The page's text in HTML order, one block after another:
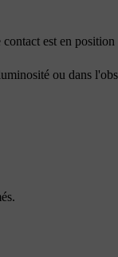
est en position
ou dans